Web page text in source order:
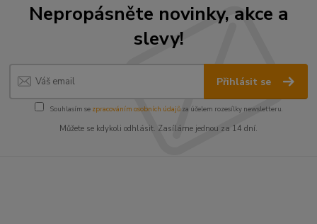
Nepropásněte novinky, akce a
slevy!
Přihlásit se
Souhlasím se zpracováním osobních údajůza účelem rozesílky newsletteru.
Můžete se kdykoli odhlásit. Zasíláme jednou za 14 dní.